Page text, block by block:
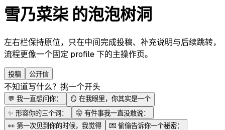
雪乃菜柒 的泡泡树洞
左右栏保持原位，只在中间完成投稿、补充说明与后续跳转，
流程更像一个固定 profile 下的主操作页。
投稿 公开信
不知道写什么？挑一个开头
💬 我一直想问你： 🪞 在我眼里，你其实是一个
✨ 形容你的三个词： 🤫 有件事我一直没敢说：
👀 第一次见到你的时候，我觉得 💌 偷偷告诉你一个秘密：